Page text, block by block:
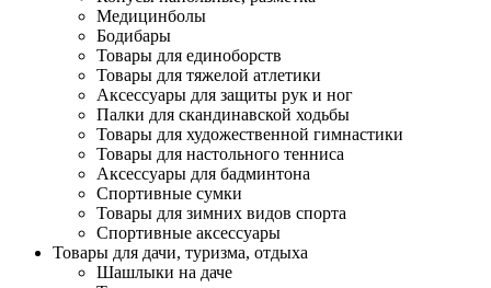
Медицинболы
Бодибары
Товары для единоборств
Товары для тяжелой атлетики
Аксессуары для защиты рук и ног
Палки для скандинавской ходьбы
Товары для художественной гимнастики
Товары для настольного тенниса
Аксессуары для бадминтона
Спортивные сумки
Товары для зимних видов спорта
Спортивные аксессуары
Товары для дачи, туризма, отдыха
Шашлыки на даче